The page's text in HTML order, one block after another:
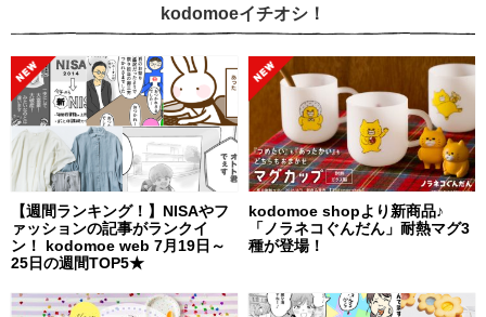
kodomoeイチオシ！
【週間ランキング！】NISAやフ
ァッションの記事がランクイ
ン！ kodomoe web 7月19日～
25日の週間TOP5★
kodomoe shopより新商品♪
「ノラネコぐんだん」耐熱マグ3
種が登場！